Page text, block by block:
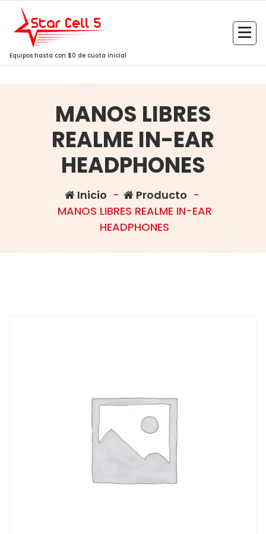
Saltar
contenido
Equipos hasta con $0 de cuota inicial
MANOS LIBRES
REALME IN-EAR
HEADPHONES
Inicio - Producto -
MANOS LIBRES REALME IN-EAR
HEADPHONES